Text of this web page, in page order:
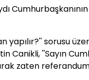
yapılır?'' sorusu
Canikli, ''Sayın
zaten